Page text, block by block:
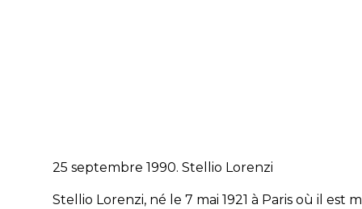
25 septembre 1990. Stellio Lorenzi
Stellio Lorenzi, né le 7 mai 1921 à Paris où il est